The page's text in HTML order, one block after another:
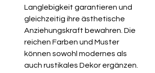
Langlebigkeit garantieren und
gleichzeitig ihre ästhetische
Anziehungskraft bewahren. Die
reichen Farben und Muster
können sowohl modernes als
auch rustikales Dekor ergänzen.